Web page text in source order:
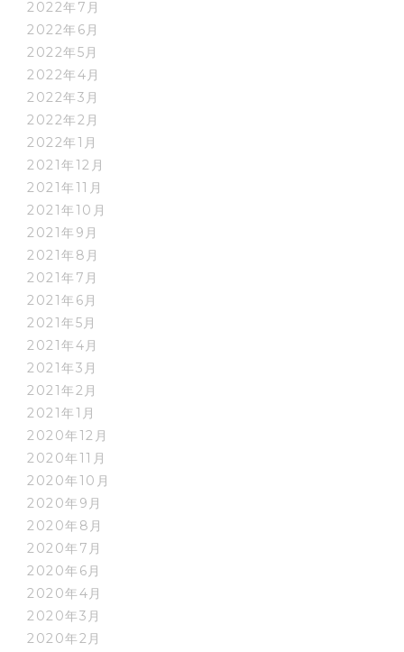
2022年7月
2022年6月
2022年5月
2022年4月
2022年3月
2022年2月
2022年1月
2021年12月
2021年11月
2021年10月
2021年9月
2021年8月
2021年7月
2021年6月
2021年5月
2021年4月
2021年3月
2021年2月
2021年1月
2020年12月
2020年11月
2020年10月
2020年9月
2020年8月
2020年7月
2020年6月
2020年4月
2020年3月
2020年2月